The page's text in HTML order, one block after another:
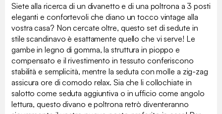
Siete alla ricerca di un divanetto e di una poltrona a 3 posti
eleganti e confortevoli che diano un tocco vintage alla
vostra casa? Non cercate oltre, questo set di sedute in
stile scandinavo è esattamente quello che vi serve! Le
gambe in legno di gomma, la struttura in pioppo e
compensato e il rivestimento in tessuto conferiscono
stabilità e semplicità, mentre la seduta con molle a zig-zag
assicura ore di comodo relax. Sia che li collochiate in
salotto come seduta aggiuntiva o in ufficio come angolo
lettura, questo divano e poltrona retrò diventeranno